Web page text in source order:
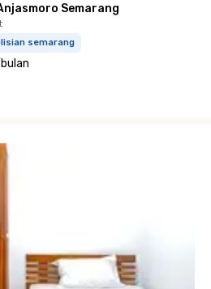
Semarang
semarang
bulan